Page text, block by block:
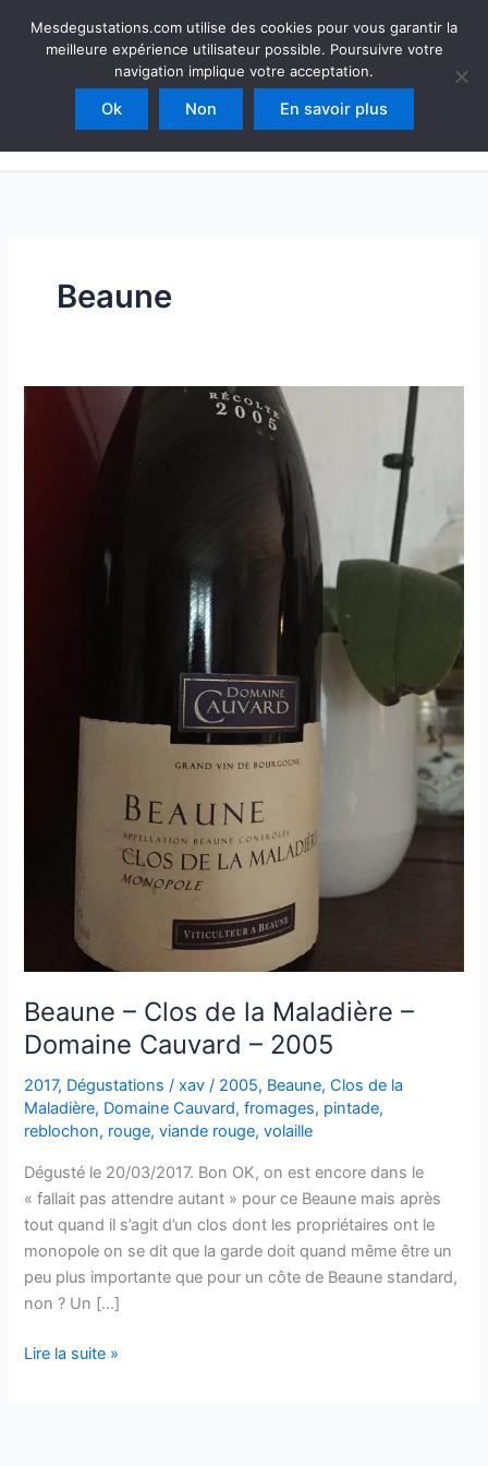
Mesdegustations
Dégustations, accords & autour du vin
Rechercher
Beaune
Beaune – Clos de la Maladière –
Domaine Cauvard – 2005
2017, Dégustations /xav/ 2005, Beaune,Clos de la
Maladière, Domaine Cauvard,fromages, pintade,
reblochon, rouge,viande rouge,volaille
Dégusté le 20/03/2017. Bon OK, on est encore dans le
« fallait pas attendre autant » pour ce Beaune mais après
tout quand il s’agit d’un clos dont les propriétaires ont le
monopole on se dit que la garde doit quand même être un
peu plus importante que pour un côte de Beaune standard,
non ? Un […]
Beaune
Lire la suite »
Mesdegustations.com utilise des cookies pour vous garantir la
meilleure expérience utilisateur possible. Poursuivre votre
navigation implique votre acceptation.
Ok Non En savoir plus